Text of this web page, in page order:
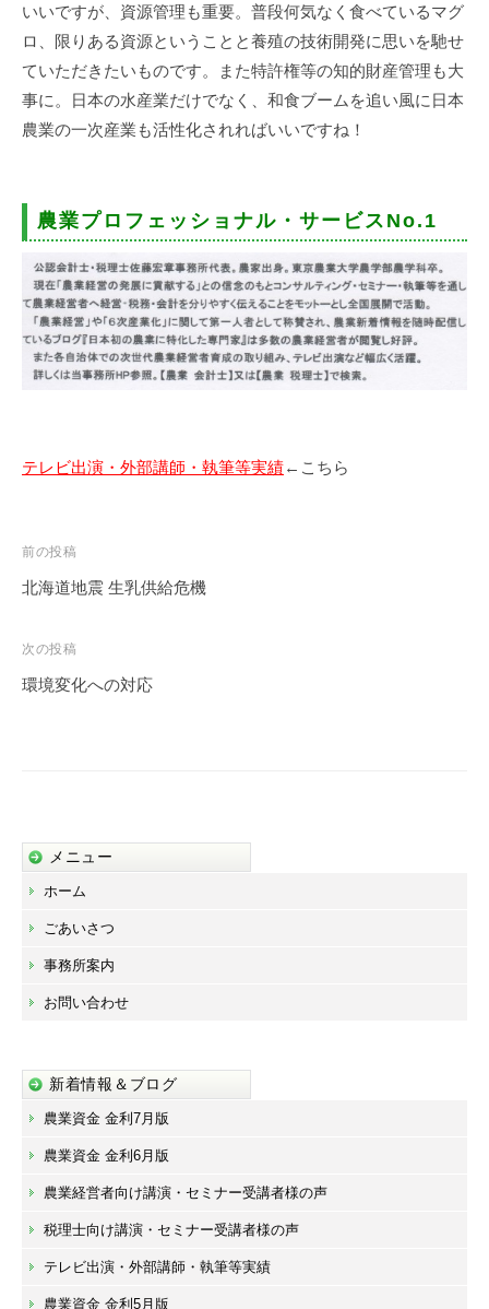
いいですが、資源管理も重要。普段何気なく食べているマグ
ロ、限りある資源ということと養殖の技術開発に思いを馳せ
ていただきたいものです。また特許権等の知的財産管理も大
事に。日本の水産業だけでなく、和食ブームを追い風に日本
農業の一次産業も活性化されればいいですね！
農業プロフェッショナル・サービスNo.1
テレビ出演・外部講師・執筆等実績←こちら
投
稿
ビ
ゲ
前の投稿
北海道地震 生乳供給危機
次の投稿
環境変化への対応
メニュー
ホーム
ごあいさつ
事務所案内
お問い合わせ
新着情報＆ブログ
農業資金 金利7月版
農業資金 金利6月版
農業経営者向け講演・セミナー受講者様の声
税理士向け講演・セミナー受講者様の声
テレビ出演・外部講師・執筆等実績
農業資金 金利5月版